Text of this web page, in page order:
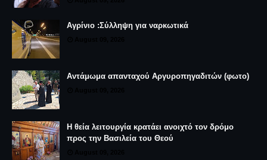
Αγρίνιο :Σύλληψη για ναρκωτικά
Αντάμωμα απανταχού Αργυροπηγαδιτών (φωτο)
Η θεία λειτουργία κρατάει ανοιχτό τον δρόμο
προς την Βασιλεία του Θεού